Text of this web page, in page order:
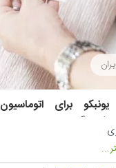
برای اتوماسیون
فروشگاهی